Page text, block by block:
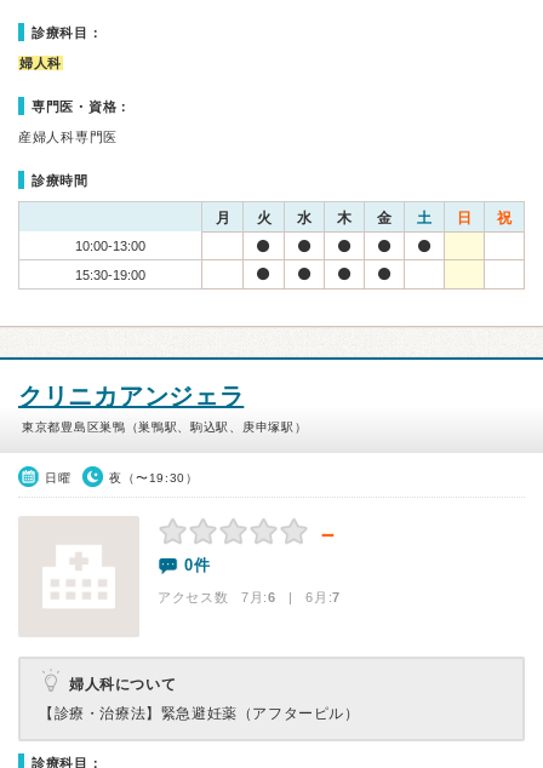
診療科目：
婦人科
専門医・資格：
産婦人科専門医
診療時間
月 火 水 木 金 土 日 祝
10:00-13:00
15:30-19:00
クリニカアンジェラ
東京都豊島区巣鴨（巣鴨駅、駒込駅、庚申塚駅）
日曜 夜（〜19:30）
－
0件
アクセス数 7月:6 | 6月:7
婦人科について
【診療・治療法】 緊急避妊薬（アフターピル）
診療科目：